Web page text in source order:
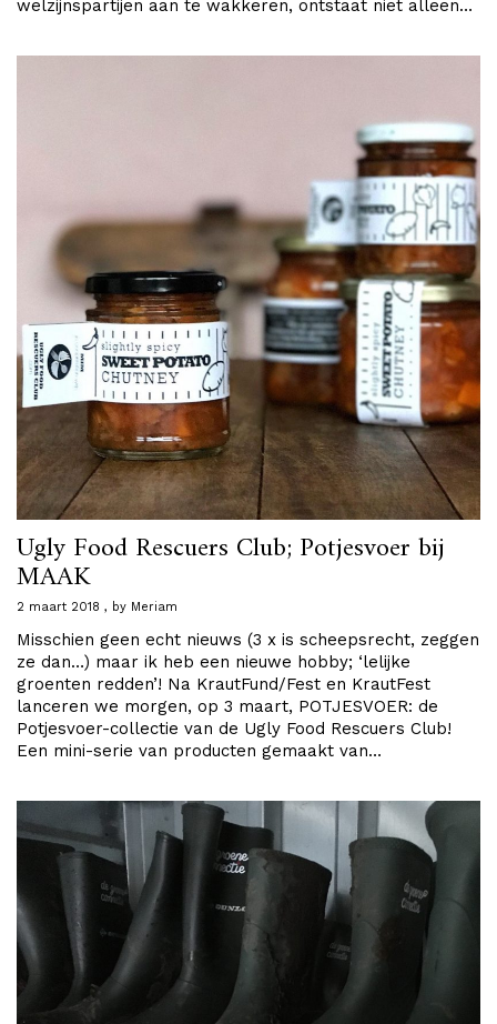
welzijnspartijen aan te wakkeren, ontstaat niet alleen…
Ugly Food Rescuers Club; Potjesvoer bij
MAAK
2 maart 2018 by Meriam
Misschien geen echt nieuws (3 x is scheepsrecht, zeggen
ze dan…) maar ik heb een nieuwe hobby; ‘lelijke
groenten redden’! Na KrautFund/Fest en KrautFest
lanceren we morgen, op 3 maart, POTJESVOER: de
Potjesvoer-collectie van de Ugly Food Rescuers Club!
Een mini-serie van producten gemaakt van…